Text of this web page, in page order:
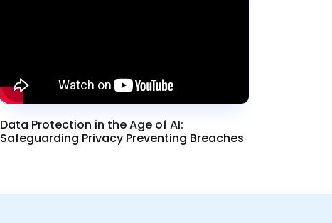
Data Protection in the Age of AI:
Safeguarding Privacy Preventing Breaches